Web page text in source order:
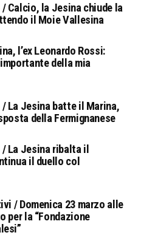
Calcio, la Jesina chiude la
il Moie Vallesina
l’ex Leonardo Rossi:
della mia
/ La Jesina batte il Marina,
della Fermignanese
/ La Jesina ribalta il
il duello col
/ Domenica 23 marzo alle
per la “Fondazione